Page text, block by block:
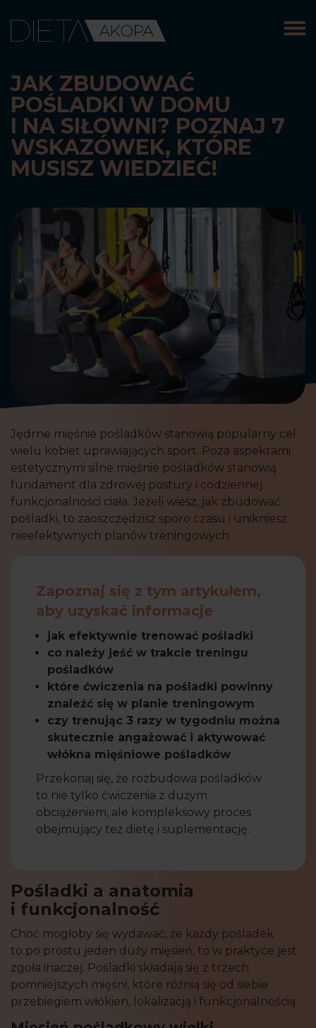
to
content
JAK ZBUDOWAĆ
POŚLADKI W DOMU
I NA SIŁOWNI? POZNAJ 7
WSKAZÓWEK, KTÓRE
MUSISZ WIEDZIEĆ!
Jędrne mięśnie pośladków stanowią popularny cel
wielu kobiet uprawiających sport. Poza aspektami
estetycznymi silne mięśnie pośladków stanowią
fundament dla zdrowej postury i codziennej
funkcjonalności ciała. Jeżeli wiesz, jak zbudować
pośladki, to zaoszczędzisz sporo czasu i unikniesz
nieefektywnych planów treningowych.
Zapoznaj się z tym artykułem,
aby uzyskać informacje
jak efektywnie trenować pośladki
co należy jeść w trakcie treningu
pośladków
które ćwiczenia na pośladki powinny
znaleźć się w planie treningowym
czy trenując 3 razy w tygodniu można
skutecznie angażować i aktywować
włókna mięśniowe pośladków
Przekonaj się, że rozbudowa pośladków
to nie tylko ćwiczenia z dużym
obciążeniem, ale kompleksowy proces
obejmujący też dietę i suplementację.
Pośladki a anatomia
i funkcjonalność
Choć mogłoby się wydawać, że każdy pośladek
to po prostu jeden duży mięsień, to w praktyce jest
zgoła inaczej. Pośladki składają się z trzech
pomniejszych mięśni, które różnią się od siebie
przebiegiem włókien, lokalizacją i funkcjonalnością.